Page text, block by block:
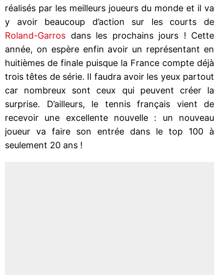
réalisés par les meilleurs joueurs du monde et il va
y avoir beaucoup d’action sur les courts de
Roland-Garros dans les prochains jours ! Cette
année, on espère enfin avoir un représentant en
huitièmes de finale puisque la France compte déjà
trois têtes de série. Il faudra avoir les yeux partout
car nombreux sont ceux qui peuvent créer la
surprise. D’ailleurs, le tennis français vient de
recevoir une excellente nouvelle : un nouveau
joueur va faire son entrée dans le top 100 à
seulement 20 ans !